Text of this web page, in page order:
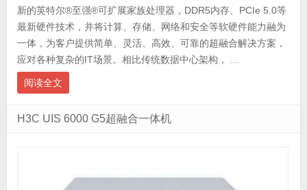
新的英特尔®至强®可扩展家族处理器，DDR5内存、PCIe 5.0等
最新硬件技术，并将计算、存储、网络和安全等软硬件能力融为
一体，为客户提供简单、灵活、高效、可靠的超融合解决方案，
应对各种复杂的IT场景。相比传统数据中心架构， ...
阅读全文
H3C UIS 6000 G5超融合一体机